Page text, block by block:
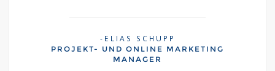
ELIAS SCHUPP
PROJEKT- UND ONLINE MARKETING
MANAGER